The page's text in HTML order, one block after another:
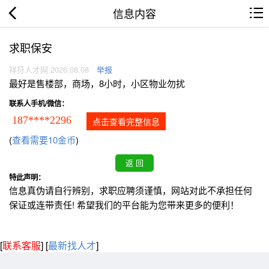
信息内容
求职保安
祥符人才网 2026.08.08 举报
最好是售楼部，商场，8小时，小区物业勿扰
联系人手机/微信：
187****2296 点击查看完整信息
(查看需要10金币)
特此声明：
信息真伪请自行辨别，求职应聘须谨慎，网站对此不承担任何
保证或连带责任! 希望我们的平台能为您带来更多的便利！
[联系客服] [最新找人才]